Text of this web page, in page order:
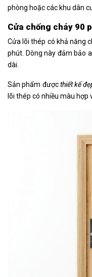
phòng hoặc các khu dân
Cửa chống cháy 90
Cửa lõi thép có khả năng
phút. Dòng này đảm bảo
dài.
Sản phẩm đượcthiết kế
lõi thép có nhiều màu hợp